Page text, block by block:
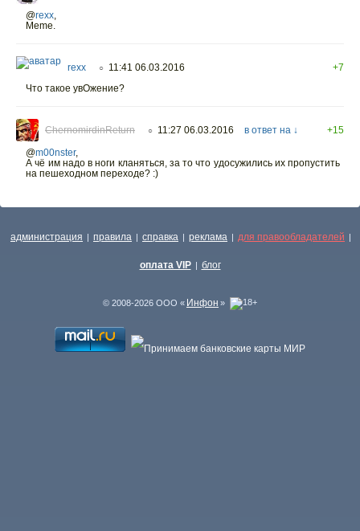
@rexx,
Meme.
rexx ○ 11:41 06.03.2016
+7
Что такое увОжение?
ChernomirdinReturn ○ 11:27 06.03.2016 в ответ на ↓
+15
@m00nster,
А чё им надо в ноги кланяться, за то что удосужились их пропустить
на пешеходном переходе? :)
администрация | правила | справка | реклама | для правообладателей |
оплата VIP | блог
© 2008-2026 ООО « Инфон »